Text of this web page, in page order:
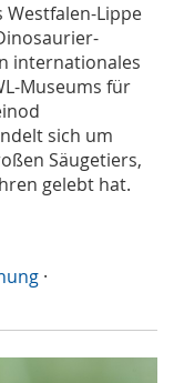
Westfalen-Lippe
internationales
Museums für
sich um
Säugetiers,
gelebt hat.
·